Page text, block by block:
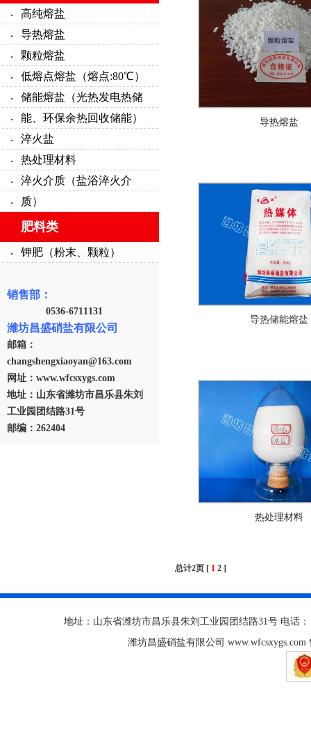
高纯熔盐
导热熔盐
颗粒熔盐
低熔点熔盐（熔点:80℃）
储能熔盐（光热发电热储
能、环保余热回收储能）
淬火盐
热处理材料
淬火介质（盐浴淬火介
质）
肥料类
钾肥（粉末、颗粒）
销售部：
0536-6711131
潍坊昌盛硝盐有限公司
邮箱：
changshengxiaoyan@163.com
网址：www.wfcsxygs.com
地址：山东省潍坊市昌乐县朱刘
工业园团结路31号
邮编：262404
导热熔盐
导热储能熔盐
热处理材料
总计2页 [ 1 2 ]
地址：山东省潍坊市昌乐县朱刘工业园团结路31号 电话：
潍坊昌盛硝盐有限公司 www.wfcsxygs.com